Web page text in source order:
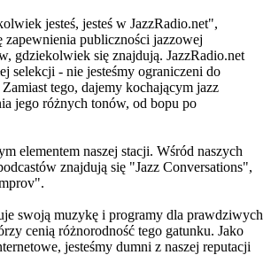
jesteś, jesteś w JazzRadio.net",
zapewnienia publiczności jazzowej
gdziekolwiek się znajdują. JazzRadio.net
selekcji - nie jesteśmy ograniczeni do
tego, dajemy kochającym jazz
jego różnych tonów, od bopu po
elementem naszej stacji. Wśród naszych
znajdują się "Jazz Conversations",
swoją muzykę i programy dla prawdziwych
cenią różnorodność tego gatunku. Jako
jesteśmy dumni z naszej reputacji